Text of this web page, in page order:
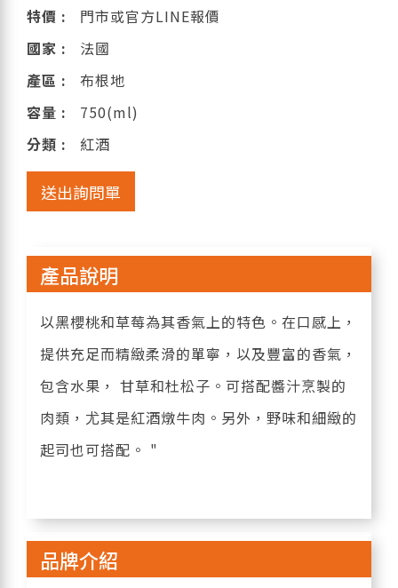
特價 :
門市或官方LINE報價
國家 :
法國
產區 :
布根地
容量 :
750(ml)
分類 :
紅酒
送出詢問單
產品說明
以黑櫻桃和草莓為其香氣上的特色。在口感上，
提供充足而精緻柔滑的單寧，以及豐富的香氣，
包含水果， 甘草和杜松子。可搭配醬汁烹製的
肉類，尤其是紅酒燉牛肉。另外，野味和細緻的
起司也可搭配。 "
品牌介紹